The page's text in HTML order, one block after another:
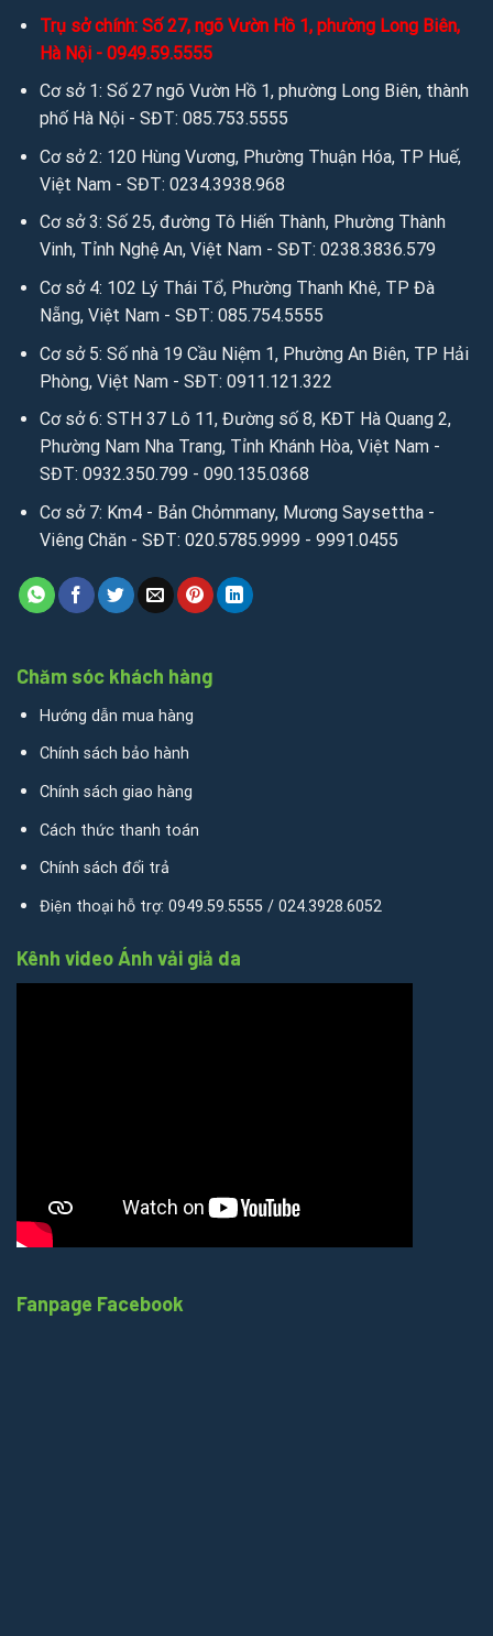
Trụ sở chính: Số 27, ngõ Vườn Hồ 1, phường Long Biên,
Hà Nội - 0949.59.5555
Cơ sở 1: Số 27 ngõ Vườn Hồ 1, phường Long Biên, thành
phố Hà Nội - SĐT: 085.753.5555
Cơ sở 2: 120 Hùng Vương, Phường Thuận Hóa, TP Huế,
Việt Nam - SĐT: 0234.3938.968
Cơ sở 3: Số 25, đường Tô Hiến Thành, Phường Thành
Vinh, Tỉnh Nghệ An, Việt Nam - SĐT: 0238.3836.579
Cơ sở 4: 102 Lý Thái Tổ, Phường Thanh Khê, TP Đà
Nẵng, Việt Nam - SĐT: 085.754.5555
Cơ sở 5: Số nhà 19 Cầu Niệm 1, Phường An Biên, TP Hải
Phòng, Việt Nam - SĐT: 0911.121.322
Cơ sở 6: STH 37 Lô 11, Đường số 8, KĐT Hà Quang 2,
Phường Nam Nha Trang, Tỉnh Khánh Hòa, Việt Nam -
SĐT: 0932.350.799 - 090.135.0368
Cơ sở 7: Km4 - Bản Chỏmmany, Mương Saysettha -
Viêng Chăn - SĐT: 020.5785.9999 - 9991.0455
Chăm sóc khách hàng
Hướng dẫn mua hàng
Chính sách bảo hành
Chính sách giao hàng
Cách thức thanh toán
Chính sách đổi trả
Điện thoại hỗ trợ: 0949.59.5555 / 024.3928.6052
Kênh video Ánh vải giả da
Fanpage Facebook